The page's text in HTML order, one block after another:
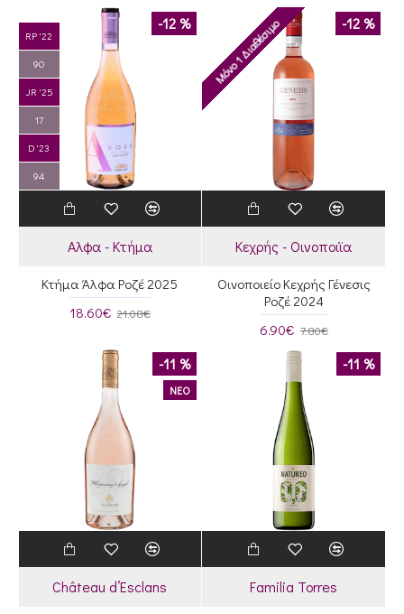
RP '22
90
JR '25
17
D '23
94
-12 %
Αλφα - Κτήμα
Κτήμα Άλφα Ροζέ 2025
18.60€ 21.08€
Μόνο 1 Διαθέσιμο -12 %
Κεχρής - Οινοποιϊα
Οινοποιείο Κεχρής Γένεσις
Ροζέ 2024
6.90€ 7.80€
ΝΕΟ
-11 %
Château d’Esclans
-11 %
Familia Torres